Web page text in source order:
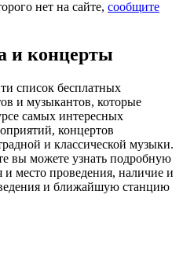
нет на сайте, сообщите
и концерты
список бесплатных
и музыкантов, которые
самых интересных
концертов
и классической музыки.
вы можете узнать подробную
место проведения, наличие и
и ближайшую станцию